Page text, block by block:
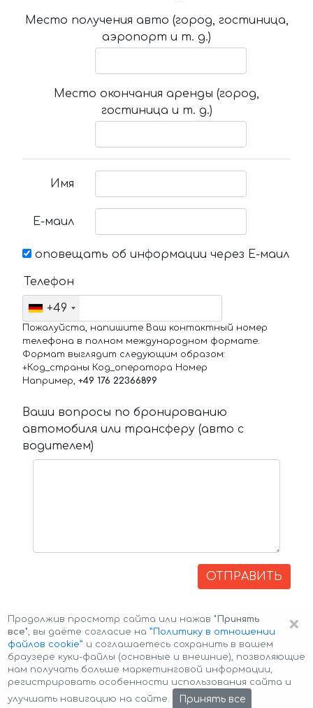
Место получения авто (город, гостиница,
аэропорт и т. д.)
Место окончания аренды (город,
гостиница и т. д.)
Имя
Е-маил
оповещать об информации через Е-маил
Телефон
+49
Пожалуйста, напишите Ваш контактный номер
телефона в полном международном формате.
Формат выглядит следующим образом:
+Код_страны Код_оператора Номер
Например, +49 176 22366899
Ваши вопросы по бронированию
автомобиля или трансферу (авто с
водителем)
ОТПРАВИТЬ
Авторские права © 2026 Авто-Аренда Cookie Policy
×
Продолжив просмотр сайта или нажав "Принять
все", вы даёте согласие на ”Политику в отношении
файлов cookie” и соглашаетесь сохранить в вашем
браузере куки-файлы (основные и внешние), позволяющие
нам получать больше маркетинговой информации,
регистрировать особенности использования сайта и
улучшать навигацию на сайте.
Принять все